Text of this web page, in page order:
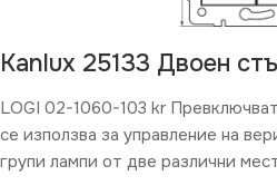
Kanlux 25133 Двоен
LOGI 02-1060-103 kr
се използва за управление на
групи лампи от две различни